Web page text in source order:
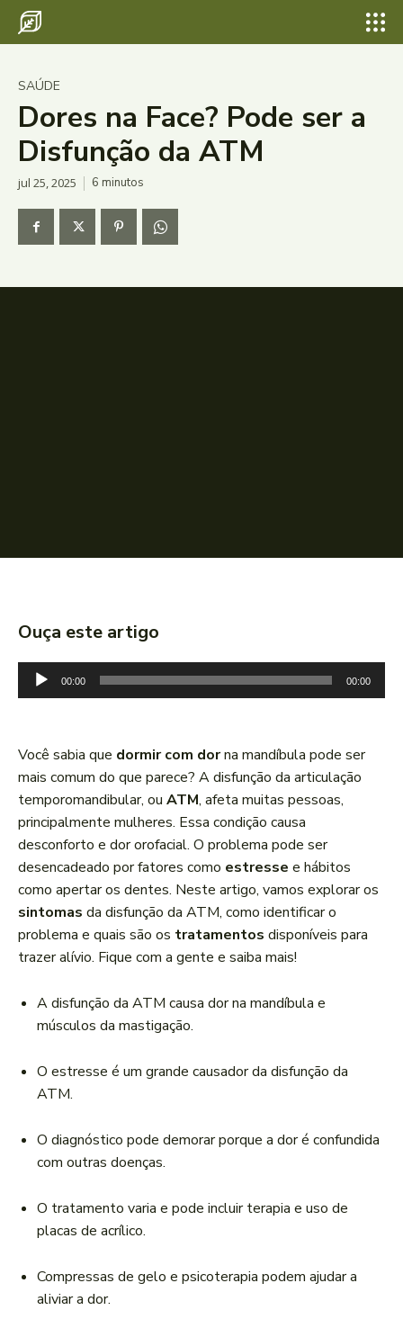
SAÚDE
Dores na Face? Pode ser a
Disfunção da ATM
jul 25, 2025 6 minutos
Ouça este artigo
o
d
o
r
d
e
á
u
d
i
o
00:00 00:00
Você sabia que dormir com dorna mandíbula pode ser
mais comum do que parece? A disfunção da articulação
temporomandibular, ou ATM, afeta muitas pessoas,
principalmente mulheres. Essa condição causa
desconforto e dor orofacial. O problema pode ser
desencadeado por fatores como estresse e hábitos
como apertar os dentes. Neste artigo, vamos explorar os
sintomas da disfunção da ATM, como identificar o
problema e quais são os tratamentos disponíveis para
trazer alívio. Fique com a gente e saiba mais!
A disfunção da ATM causa dor na mandíbula e
músculos da mastigação.
O estresse é um grande causador da disfunção da
ATM.
O diagnóstico pode demorar porque a dor é confundida
com outras doenças.
O tratamento varia e pode incluir terapia e uso de
placas de acrílico.
Compressas de gelo e psicoterapia podem ajudar a
aliviar a dor.